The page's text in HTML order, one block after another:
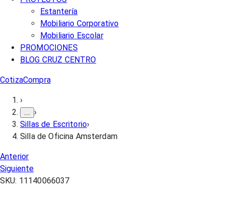
Estantería
Mobiliario Corporativo
Mobiliario Escolar
PROMOCIONES
BLOG CRUZ CENTRO
CotizaCompra
›
›
Sillas de Escritorio›
Silla de Oficina Amsterdam
Anterior
Siguiente
SKU: 11140066037